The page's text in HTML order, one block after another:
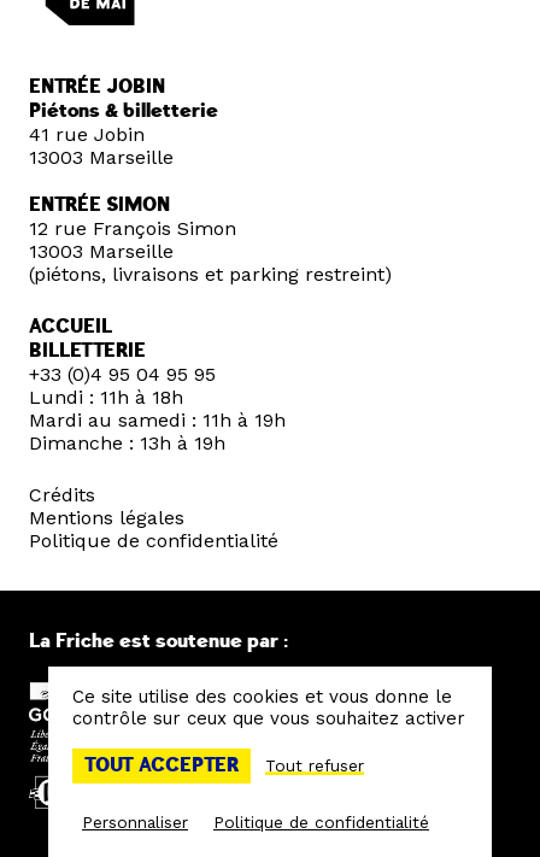
ENTRÉE JOBIN
Piétons & billetterie
41 rue Jobin
13003 Marseille
ENTRÉE SIMON
12 rue François Simon
13003 Marseille
(piétons, livraisons et parking restreint)
ACCUEIL
BILLETTERIE
+33 (0)4 95 04 95 95
Lundi : 11h à 18h
Mardi au samedi : 11h à 19h
Dimanche : 13h à 19h
Crédits
Mentions légales
Politique de confidentialité
La Friche est soutenue par :
Ce site utilise des cookies et vous donne le
contrôle sur ceux que vous souhaitez activer
TOUT ACCEPTER Tout refuser
Personnaliser Politique de confidentialité